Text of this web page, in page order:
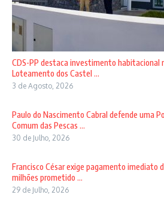
CDS-PP destaca investimento habitacional
Loteamento dos Castel ...
3 de Agosto, 2026
Paulo do Nascimento Cabral defende uma
Comum das Pescas ...
30 de Julho, 2026
Francisco César exige pagamento imediato
milhões prometido ...
29 de Julho, 2026